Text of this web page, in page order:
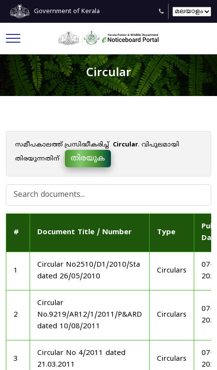
Government of Kerala
Circular
സമീപകാലത്ത് പ്രസിദ്ധീകരിച്ച് Circular. വിപുലമായി
തിരയുന്നതിന്
തിരയുക
# Document Title / Number Type
1
Circular No2510/D1/2010/Sta
dated 26/05/2010
Circulars
07-
2
Circular
No.9219/AR12/1/2011/P&ARD
dated 10/08/2011
Circulars
07-
3
Circular No 4/2011 dated
21.03.2011
Circulars
07-